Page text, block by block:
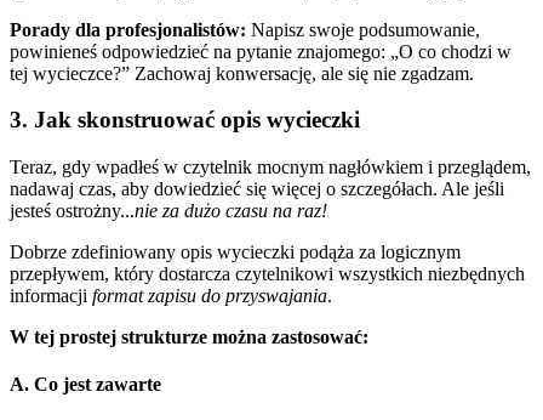
Porady dla profesjonalistów: Napisz swoje podsumowanie,
powinieneś odpowiedzieć na pytanie znajomego: „O co chodzi w
tej wycieczce?” Zachowaj konwersację, ale się nie zgadzam.
3. Jak skonstruować opis wycieczki
Teraz, gdy wpadłeś w czytelnik mocnym nagłówkiem i przeglądem,
nadawaj czas, aby dowiedzieć się więcej o szczegółach. Ale jeśli
jesteś ostrożny...nie za dużo czasu na raz!
Dobrze zdefiniowany opis wycieczki podąża za logicznym
przepływem, który dostarcza czytelnikowi wszystkich niezbędnych
informacji format zapisu do przyswajania.
W tej prostej strukturze można zastosować:
A. Co jest zawarte